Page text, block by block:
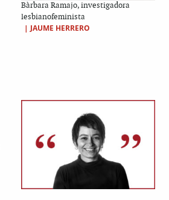
Bàrbara Ramajo, investigadora
lesbianofeminista
| JAUME HERRERO